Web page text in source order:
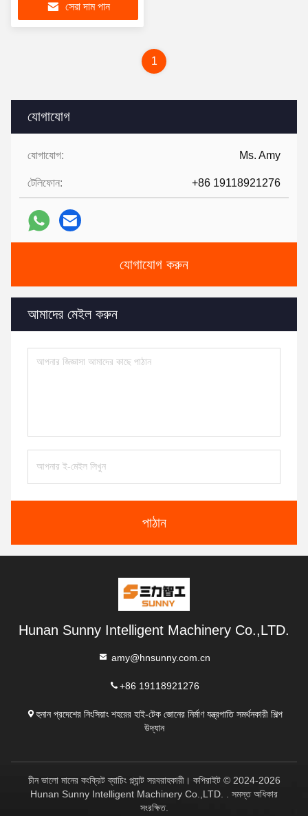
যোগাযোগ
যোগাযোগ: Ms. Amy
টেলিফোন: +86 19118921276
যোগাযোগ করুন
আমাদের মেইল ​​করুন
পাঠান
সেরা দাম পান
1
Hunan Sunny Intelligent Machinery Co.,LTD.
amy@hnsunny.com.cn
+86 19118921276
হুনান প্রদেশের নিংসিয়াং শহরের হাই-টেক জোনের নির্মাণ যন্ত্রপাতি সমর্থনকারী শিল্প
উদ্যান
চীন ভালো মানের কংক্রিট ব্যাচিং প্ল্যান্ট সরবরাহকারী। কপিরাইট © 2024-2026
Hunan Sunny Intelligent Machinery Co.,LTD. . সমস্ত অধিকার
সংরক্ষিত.